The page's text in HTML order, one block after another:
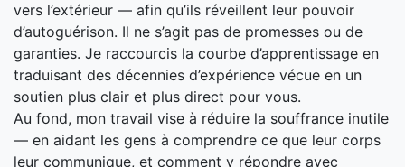
vers l’extérieur — afin qu’ils réveillent leur pouvoir
d’autoguérison. Il ne s’agit pas de promesses ou de
garanties. Je raccourcis la courbe d’apprentissage en
traduisant des décennies d’expérience vécue en un
soutien plus clair et plus direct pour vous.
Au fond, mon travail vise à réduire la souffrance inutile
— en aidant les gens à comprendre ce que leur corps
leur communique, et comment y répondre avec